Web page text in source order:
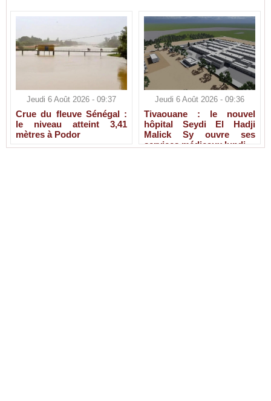
Jeudi 6 Août 2026 - 09:37
Crue du fleuve Sénégal :
le niveau atteint 3,41
mètres à Podor
Jeudi 6 Août 2026 - 09:36
Tivaouane : le nouvel
hôpital Seydi El Hadji
Malick Sy ouvre ses
services médicaux lundi